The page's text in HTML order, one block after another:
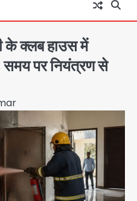
के क्लब हाउस में
पर नियंत्रण से